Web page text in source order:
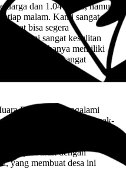
dan 1.047 jiwa, namun
malam. Kami sangat
pusat bisa segera
kami sangat kesulitan
tiba. Kami hanya memiliki
dan itu pun sangat
harap.
Baru juga mengalami
yang memadai untuk anak-
kekhawatiran besar bagi
yang lebih baik untuk
diperburuk dengan
yang membuat desa ini